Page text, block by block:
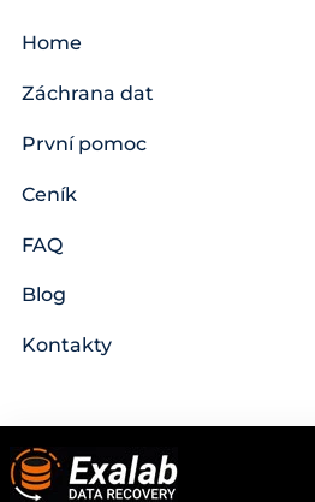
Home
Záchrana dat
První pomoc
Ceník
FAQ
Blog
Kontakty